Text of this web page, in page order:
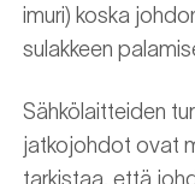
imuri) koska
sulakkeen
Sähkölaitteiden
jatkojohdot ovat
tarkistaa, että